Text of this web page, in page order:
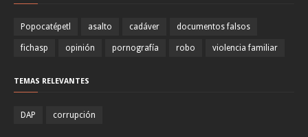
Popocatépetl asalto cadáver documentos falsos
fichasp opinión pornografía robo violencia familiar
TEMAS RELEVANTES
DAP corrupción